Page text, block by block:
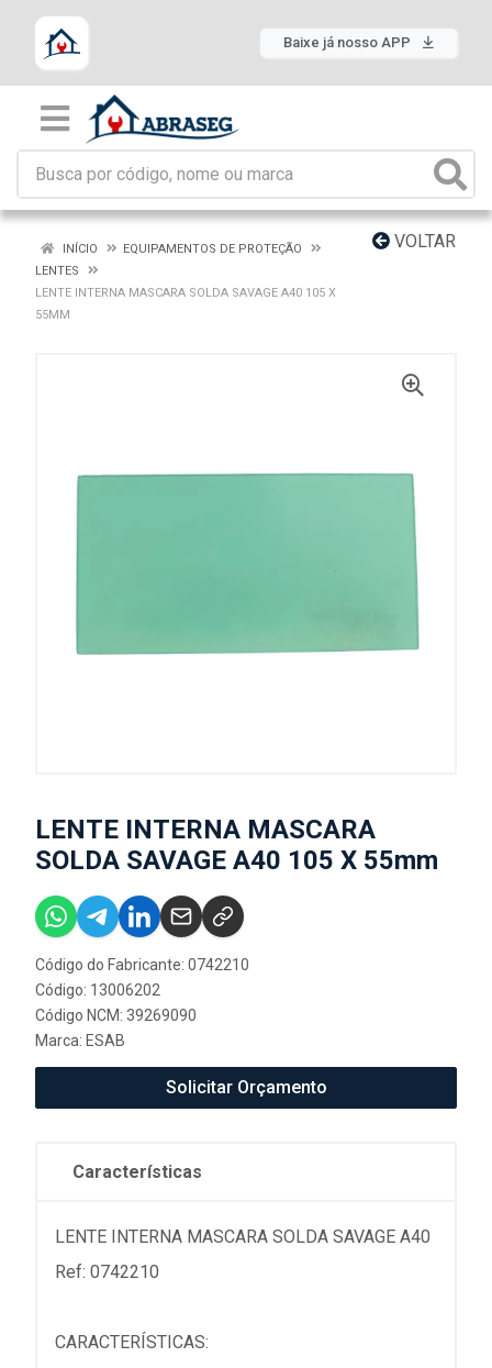
Baixe já nosso APP
VOLTAR
INÍCIO
EQUIPAMENTOS DE PROTEÇÃO
LENTES
LENTE INTERNA MASCARA SOLDA SAVAGE A40 105 X
55MM
LENTE INTERNA MASCARA
SOLDA SAVAGE A40 105 X 55mm
Código do Fabricante: 0742210
Código: 13006202
Código NCM: 39269090
Marca: ESAB
Solicitar Orçamento
Características
LENTE INTERNA MASCARA SOLDA SAVAGE A40
Ref: 0742210
CARACTERÍSTICAS: